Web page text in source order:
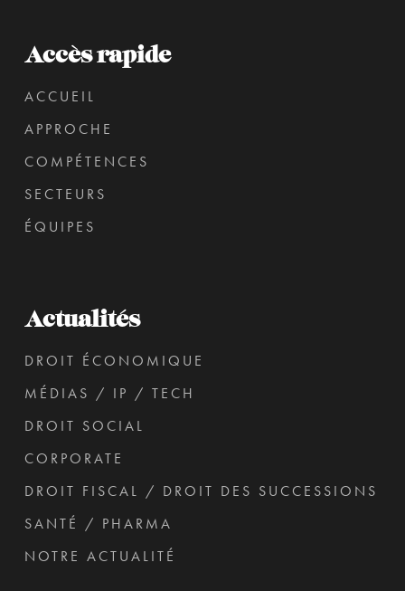
Accès rapide
ACCUEIL
APPROCHE
COMPÉTENCES
SECTEURS
ÉQUIPES
Actualités
DROIT ÉCONOMIQUE
MÉDIAS / IP / TECH
DROIT SOCIAL
CORPORATE
DROIT FISCAL / DROIT DES SUCCESSIONS
SANTÉ / PHARMA
NOTRE ACTUALITÉ